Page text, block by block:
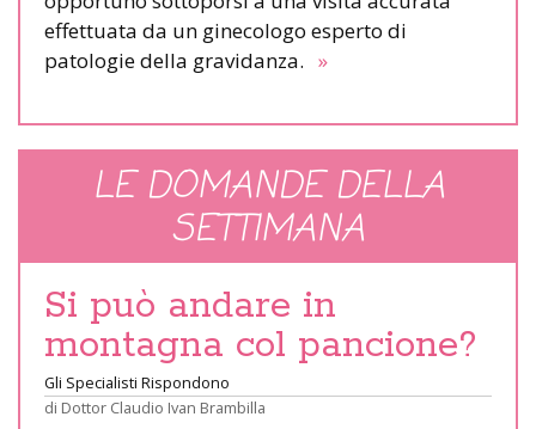
effettuata da un ginecologo esperto di
patologie della gravidanza. »
LE DOMANDE DELLA
SETTIMANA
Si può andare in
montagna col pancione?
Gli Specialisti Rispondono
di Dottor Claudio Ivan Brambilla